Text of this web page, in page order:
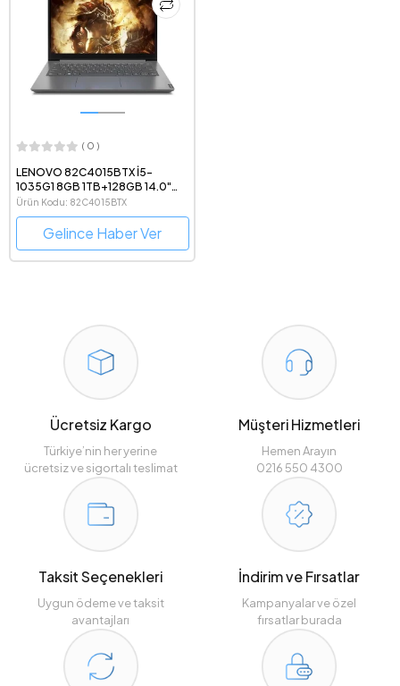
( 0 )
LENOVO 82C4015BTX İ5-
1035G1 8GB 1TB+128GB 14.0"
FDOS 2GB MX330
Ürün Kodu: 82C4015BTX
Gelince Haber Ver
Ücretsiz Kargo
Türkiye’nin her yerine
ücretsiz ve sigortalı teslimat
Müşteri Hizmetleri
Hemen Arayın
0216 550 4300
Taksit Seçenekleri
Uygun ödeme ve taksit
avantajları
İndirim ve Fırsatlar
Kampanyalar ve özel
fırsatlar burada